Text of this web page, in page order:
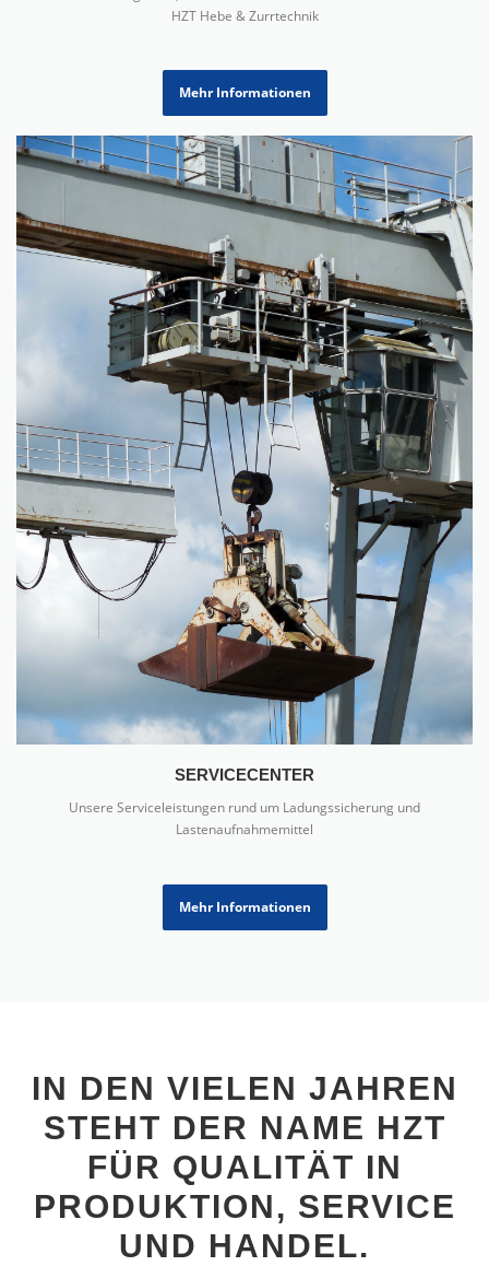
HZT Hebe & Zurrtechnik
Mehr Informationen
SERVICECENTER
Unsere Serviceleistungen rund um Ladungssicherung und
Lastenaufnahmemittel
Mehr Informationen
IN DEN VIELEN JAHREN
STEHT DER NAME HZT
FÜR QUALITÄT IN
PRODUKTION, SERVICE
UND HANDEL.